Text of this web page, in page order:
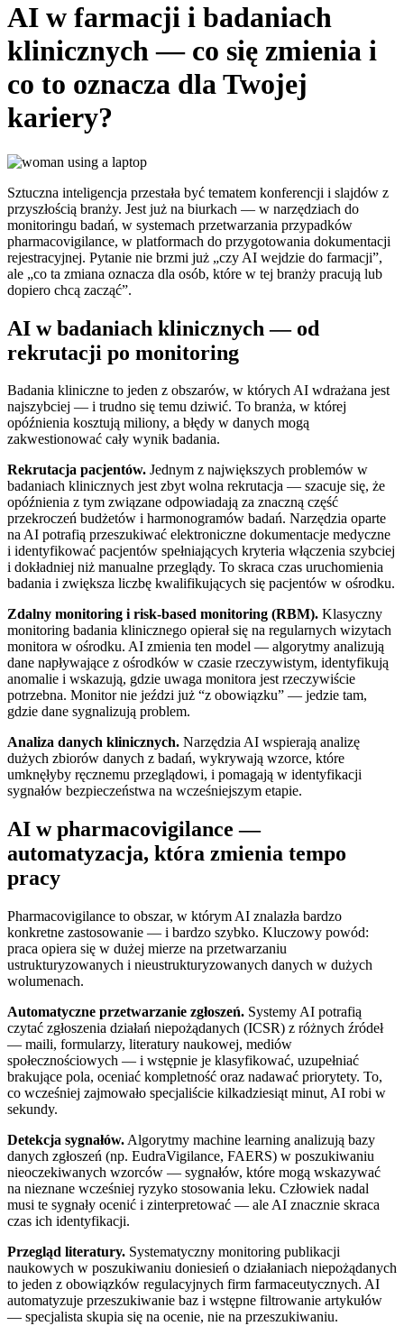
AI w farmacji i badaniach
klinicznych — co się zmienia i
co to oznacza dla Twojej
kariery?
Sztuczna inteligencja przestała być tematem konferencji i slajdów z
przyszłością branży. Jest już na biurkach — w narzędziach do
monitoringu badań, w systemach przetwarzania przypadków
pharmacovigilance, w platformach do przygotowania dokumentacji
rejestracyjnej. Pytanie nie brzmi już „czy AI wejdzie do farmacji”,
ale „co ta zmiana oznacza dla osób, które w tej branży pracują lub
dopiero chcą zacząć”.
AI w badaniach klinicznych — od
rekrutacji po monitoring
Badania kliniczne to jeden z obszarów, w których AI wdrażana jest
najszybciej — i trudno się temu dziwić. To branża, w której
opóźnienia kosztują miliony, a błędy w danych mogą
zakwestionować cały wynik badania.
Rekrutacja pacjentów. Jednym z największych problemów w
badaniach klinicznych jest zbyt wolna rekrutacja — szacuje się, że
opóźnienia z tym związane odpowiadają za znaczną część
przekroczeń budżetów i harmonogramów badań. Narzędzia oparte
na AI potrafią przeszukiwać elektroniczne dokumentacje medyczne
i identyfikować pacjentów spełniających kryteria włączenia szybciej
i dokładniej niż manualne przeglądy. To skraca czas uruchomienia
badania i zwiększa liczbę kwalifikujących się pacjentów w ośrodku.
Zdalny monitoring i risk-based monitoring (RBM). Klasyczny
monitoring badania klinicznego opierał się na regularnych wizytach
monitora w ośrodku. AI zmienia ten model — algorytmy analizują
dane napływające z ośrodków w czasie rzeczywistym, identyfikują
anomalie i wskazują, gdzie uwaga monitora jest rzeczywiście
potrzebna. Monitor nie jeździ już “z obowiązku” — jedzie tam,
gdzie dane sygnalizują problem.
Analiza danych klinicznych. Narzędzia AI wspierają analizę
dużych zbiorów danych z badań, wykrywają wzorce, które
umknęłyby ręcznemu przeglądowi, i pomagają w identyfikacji
sygnałów bezpieczeństwa na wcześniejszym etapie.
AI w pharmacovigilance —
automatyzacja, która zmienia tempo
pracy
Pharmacovigilance to obszar, w którym AI znalazła bardzo
konkretne zastosowanie — i bardzo szybko. Kluczowy powód:
praca opiera się w dużej mierze na przetwarzaniu
ustrukturyzowanych i nieustrukturyzowanych danych w dużych
wolumenach.
Automatyczne przetwarzanie zgłoszeń. Systemy AI potrafią
czytać zgłoszenia działań niepożądanych (ICSR) z różnych źródeł
— maili, formularzy, literatury naukowej, mediów
społecznościowych — i wstępnie je klasyfikować, uzupełniać
brakujące pola, oceniać kompletność oraz nadawać priorytety. To,
co wcześniej zajmowało specjaliście kilkadziesiąt minut, AI robi w
sekundy.
Detekcja sygnałów. Algorytmy machine learning analizują bazy
danych zgłoszeń (np. EudraVigilance, FAERS) w poszukiwaniu
nieoczekiwanych wzorców — sygnałów, które mogą wskazywać
na nieznane wcześniej ryzyko stosowania leku. Człowiek nadal
musi te sygnały ocenić i zinterpretować — ale AI znacznie skraca
czas ich identyfikacji.
Przegląd literatury. Systematyczny monitoring publikacji
naukowych w poszukiwaniu doniesień o działaniach niepożądanych
to jeden z obowiązków regulacyjnych firm farmaceutycznych. AI
automatyzuje przeszukiwanie baz i wstępne filtrowanie artykułów
— specjalista skupia się na ocenie, nie na przeszukiwaniu.